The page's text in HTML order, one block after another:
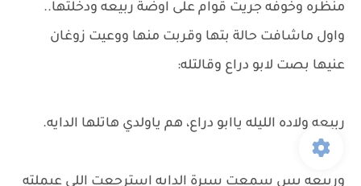
منظره وخوفه جريت قوام على اوضة ربيعه ودخلتها..
واول ماشافت حالة بتها وقربت منها ووعيت زوغان
عنيها بصت لابو دراع وقالتله:
ربيعه ولاده الليله ياابو دراع، هم ياولدي هاتلها الدايه.
وربيعه بس سمعت سيرة الدايه استرجعت اللي عيملته